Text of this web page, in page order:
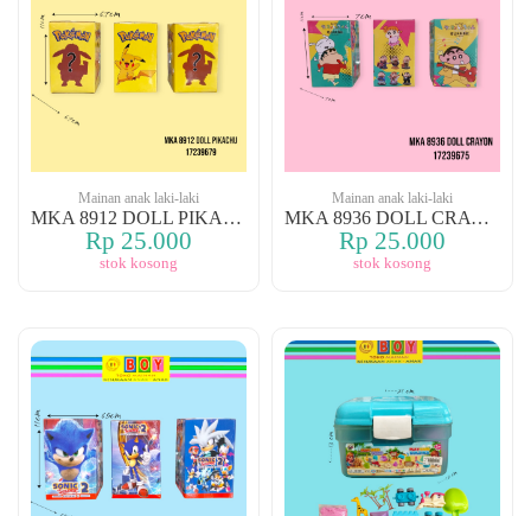
Mainan anak laki-laki
MKA 8912 DOLL PIKACHU
Rp 25.000
stok kosong
Mainan anak laki-laki
MKA 8936 DOLL CRAYON
Rp 25.000
stok kosong